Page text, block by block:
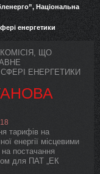
Національна
енергетики
ЩО
ЕНЕРГЕТИКИ
тарифів на
енергії місцевими
постачання
для ПАТ „ЕК